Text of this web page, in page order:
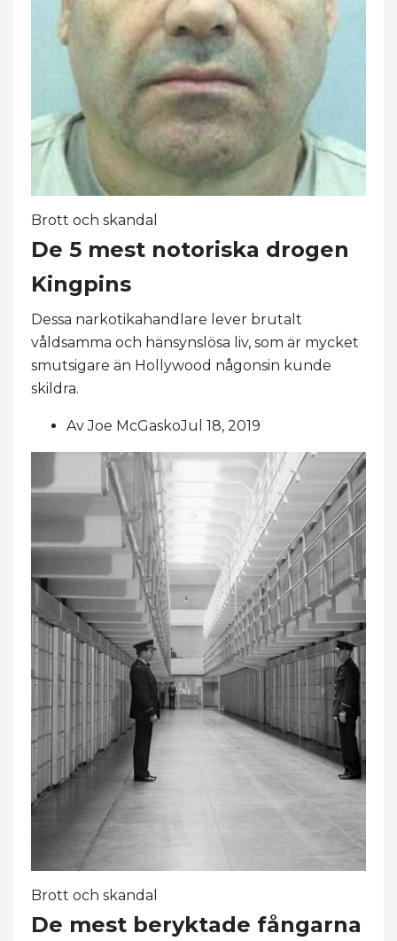
Brott och skandal
De 5 mest notoriska drogen
Kingpins
Dessa narkotikahandlare lever brutalt
våldsamma och hänsynslösa liv, som är mycket
smutsigare än Hollywood någonsin kunde
skildra.
Av Joe McGaskoJul 18, 2019
Brott och skandal
De mest beryktade fångarna